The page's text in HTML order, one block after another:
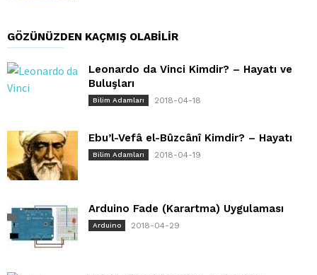
GÖZÜNÜZDEN KAÇMIŞ OLABILIR
Leonardo da Vinci Kimdir? – Hayatı ve
Buluşları
Bilim Adamları 2018-04-18
Ebu’l-Vefâ el-Bûzcânî Kimdir? – Hayatı
Bilim Adamları 2018-04-19
Arduino Fade (Karartma) Uygulaması
Arduino 2018-04-29